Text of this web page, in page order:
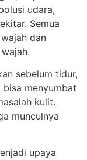
udara,
Semua
dan
sebelum tidur,
menyumbat
kulit.
munculnya
upaya